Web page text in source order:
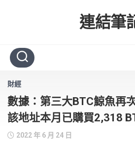
連結筆
財經
數據：第三大BTC鯨魚再
該地址本月已購買2,318
2022 年 6 月 24 日